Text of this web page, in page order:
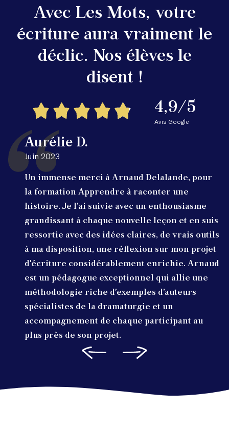
Avec Les Mots, votre
écriture aura vraiment le
déclic. Nos élèves le
disent !
4,9/5
Avis Google
Aurélie D.
Juin 2023
Un immense merci à Arnaud Delalande, pour
la formation Apprendre à raconter une
histoire. Je l’ai suivie avec un enthousiasme
grandissant à chaque nouvelle leçon et en suis
ressortie avec des idées claires, de vrais outils
à ma disposition, une réflexion sur mon projet
d'écriture considérablement enrichie. Arnaud
est un pédagogue exceptionnel qui allie une
méthodologie riche d'exemples d’auteurs
spécialistes de la dramaturgie et un
accompagnement de chaque participant au
plus près de son projet.